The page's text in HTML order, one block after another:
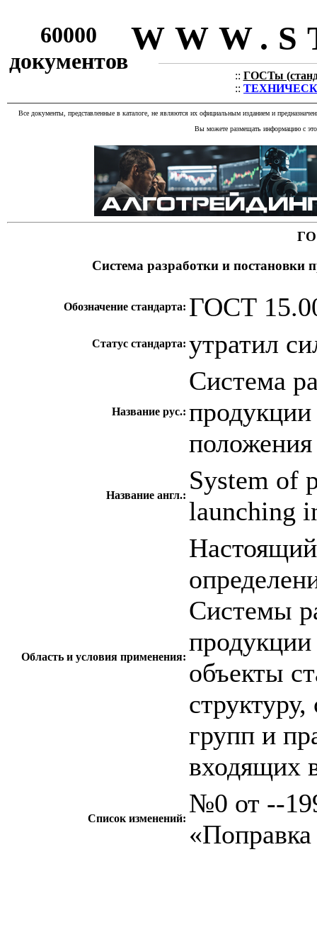
60000
документов
:: ГОСТы
::
Все документы, представленные в каталоге, не являются их официальным изданием и
Вы можете размещать информацию с
Система разработки и постановки
Обозначение стандарта: ГОСТ
Статус стандарта: утратил
Название рус.:
Система
положения
Название англ.:
System of
launching
Область и условия применения:
Настоящий
Системы
объекты
групп и
входящих
Список изменений:
№0 от --